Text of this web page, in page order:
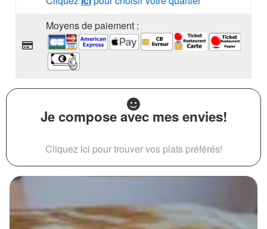
Moyens de paiement :
Je compose avec mes envies!
Cliquez ici pour trouver vos plats préférés!